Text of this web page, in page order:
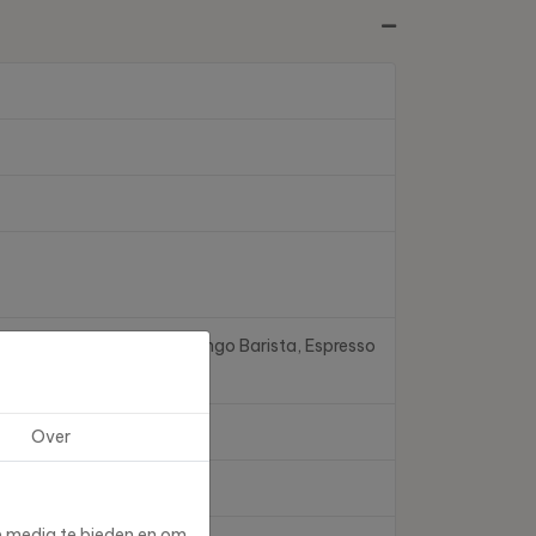
Shot, Caffè Barista, Lungo Barista, Espresso
Over